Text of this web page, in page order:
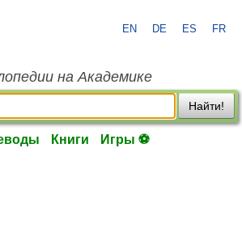
EN DE ES FR
на Академике
Найти!
Книги Игры ⚽